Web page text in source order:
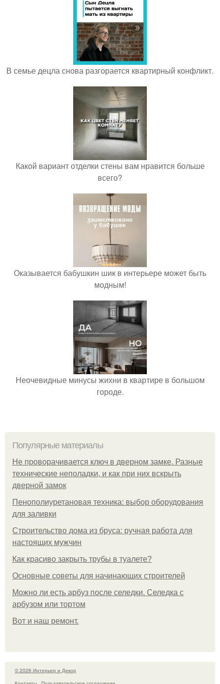
В семье децла снова разгорается квартирный конфликт.
Какой вариант отделки стены вам нравится больше
всего?
Оказывается бабушкин шик в интерьере может быть
модным!
Неочевидные минусы жихни в квартире в большом
городе.
Популярные материалы
Не проворачивается ключ в дверном замке. Разные
технические неполадки, и как при них вскрыть
дверной замок
Пенополиуретановая техника: выбор оборудования
для заливки
Строительство дома из бруса: ручная работа для
настоящих мужчин
Как красиво закрыть трубы в туалете?
Основные советы для начинающих строителей
Можно ли есть арбуз после селедки. Селедка с
арбузом или тортом
Boт и наш ремoнт.
© 2026 Интерьер и Декор